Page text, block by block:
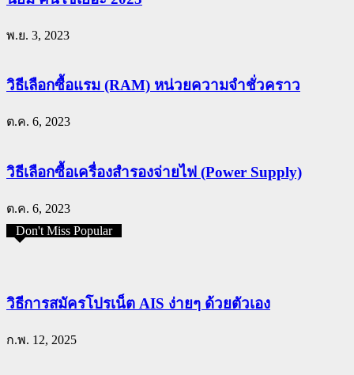
พ.ย. 3, 2023
วิธีเลือกซื้อแรม (RAM) หน่วยความจำชั่วคราว
ต.ค. 6, 2023
วิธีเลือกซื้อเครื่องสำรองจ่ายไฟ (Power Supply)
ต.ค. 6, 2023
Don't Miss Popular
วิธีการสมัครโปรเน็ต AIS ง่ายๆ ด้วยตัวเอง
ก.พ. 12, 2025